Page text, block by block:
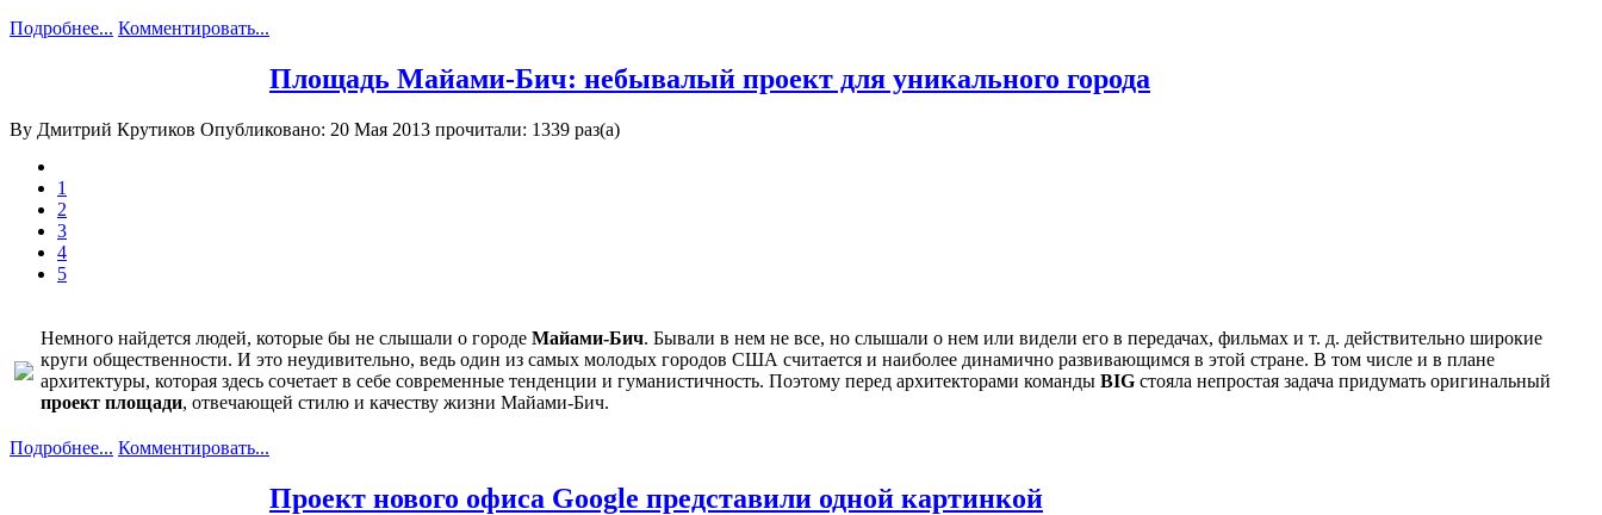
Подробнее... Комментировать...
Площадь Майами-Бич: небывалый проект для уникального города
By Дмитрий Крутиков Опубликовано: 20 Мая 2013 прочитали: 1339 раз(а)
1
2
3
4
5
Немного найдется людей, которые бы не слышали о городе Майами-Бич. Бывали в нем не все, но слышали о нем или видели его в передачах, фильмах и т. д. действительно широкие
круги общественности. И это неудивительно, ведь один из самых молодых городов США считается и наиболее динамично развивающимся в этой стране. В том числе и в плане
архитектуры, которая здесь сочетает в себе современные тенденции и гуманистичность. Поэтому перед архитекторами команды BIG стояла непростая задача придумать оригинальный
проект площади, отвечающей стилю и качеству жизни Майами-Бич.
Подробнее... Комментировать...
Проект нового офиса Google представили одной картинкой